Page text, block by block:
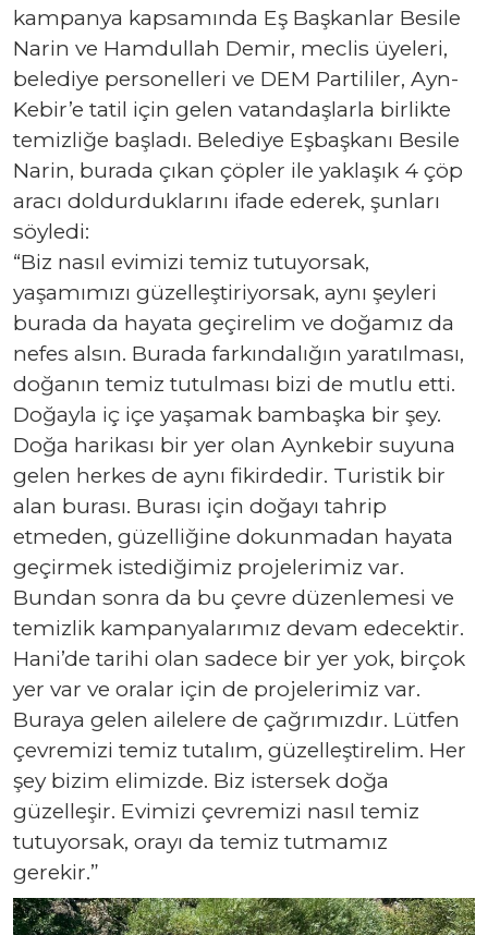
kampanya kapsamında Eş Başkanlar Besile
Narin ve Hamdullah Demir, meclis üyeleri,
belediye personelleri ve DEM Partililer, Ayn-
Kebir’e tatil için gelen vatandaşlarla birlikte
temizliğe başladı. Belediye Eşbaşkanı Besile
Narin, burada çıkan çöpler ile yaklaşık 4 çöp
aracı doldurduklarını ifade ederek, şunları
söyledi:
“Biz nasıl evimizi temiz tutuyorsak,
yaşamımızı güzelleştiriyorsak, aynı şeyleri
burada da hayata geçirelim ve doğamız da
nefes alsın. Burada farkındalığın yaratılması,
doğanın temiz tutulması bizi de mutlu etti.
Doğayla iç içe yaşamak bambaşka bir şey.
Doğa harikası bir yer olan Aynkebir suyuna
gelen herkes de aynı fikirdedir. Turistik bir
alan burası. Burası için doğayı tahrip
etmeden, güzelliğine dokunmadan hayata
geçirmek istediğimiz projelerimiz var.
Bundan sonra da bu çevre düzenlemesi ve
temizlik kampanyalarımız devam edecektir.
Hani’de tarihi olan sadece bir yer yok, birçok
yer var ve oralar için de projelerimiz var.
Buraya gelen ailelere de çağrımızdır. Lütfen
çevremizi temiz tutalım, güzelleştirelim. Her
şey bizim elimizde. Biz istersek doğa
güzelleşir. Evimizi çevremizi nasıl temiz
tutuyorsak, orayı da temiz tutmamız
gerekir.”